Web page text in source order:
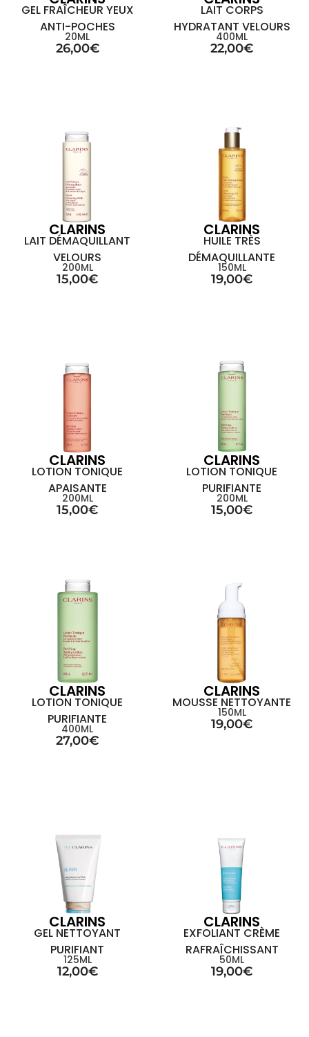
GEL FRAÎCHEUR YEUX
ANTI-POCHES
20ML
26,00€
LAIT CORPS
HYDRATANT VELOURS
400ML
22,00€
CLARINS
LAIT DÉMAQUILLANT
VELOURS
200ML
15,00€
CLARINS
HUILE TRÈS
DÉMAQUILLANTE
150ML
19,00€
CLARINS
LOTION TONIQUE
APAISANTE
200ML
15,00€
CLARINS
LOTION TONIQUE
PURIFIANTE
200ML
15,00€
CLARINS
LOTION TONIQUE
PURIFIANTE
400ML
27,00€
CLARINS
MOUSSE NETTOYANTE
150ML
19,00€
CLARINS
GEL NETTOYANT
PURIFIANT
125ML
12,00€
CLARINS
EXFOLIANT CRÈME
RAFRAÎCHISSANT
50ML
19,00€